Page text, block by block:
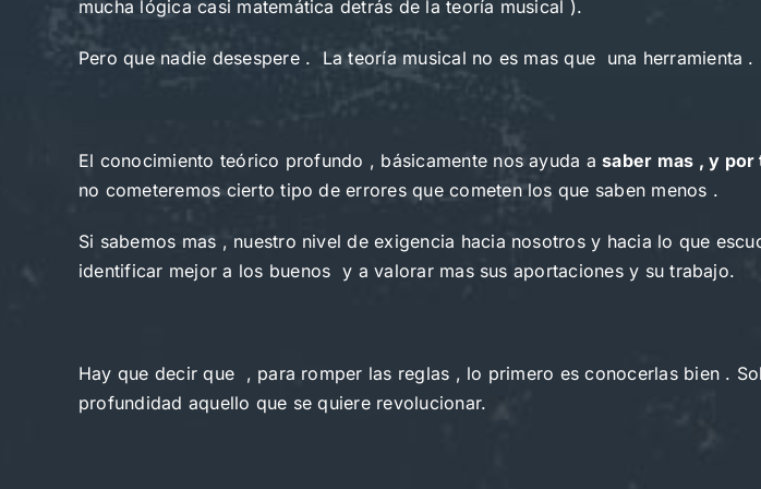
mucha lógica casi matemática detrás de la teoría musical ).
Pero que nadie desespere . La teoría musical no es mas que una herramienta
El conocimiento teórico profundo , básicamente nos ayuda asaber mas , y
no cometeremos cierto tipo de errores que cometen los que saben menos .
Si sabemos mas , nuestro nivel de exigencia hacia nosotros y hacia lo que
identificar mejor a los buenos  y a valorar mas sus aportaciones y su trabajo.
Hay que decir que , para romper las reglas , lo primero es conocerlas bien .
profundidad aquello que se quiere revolucionar.